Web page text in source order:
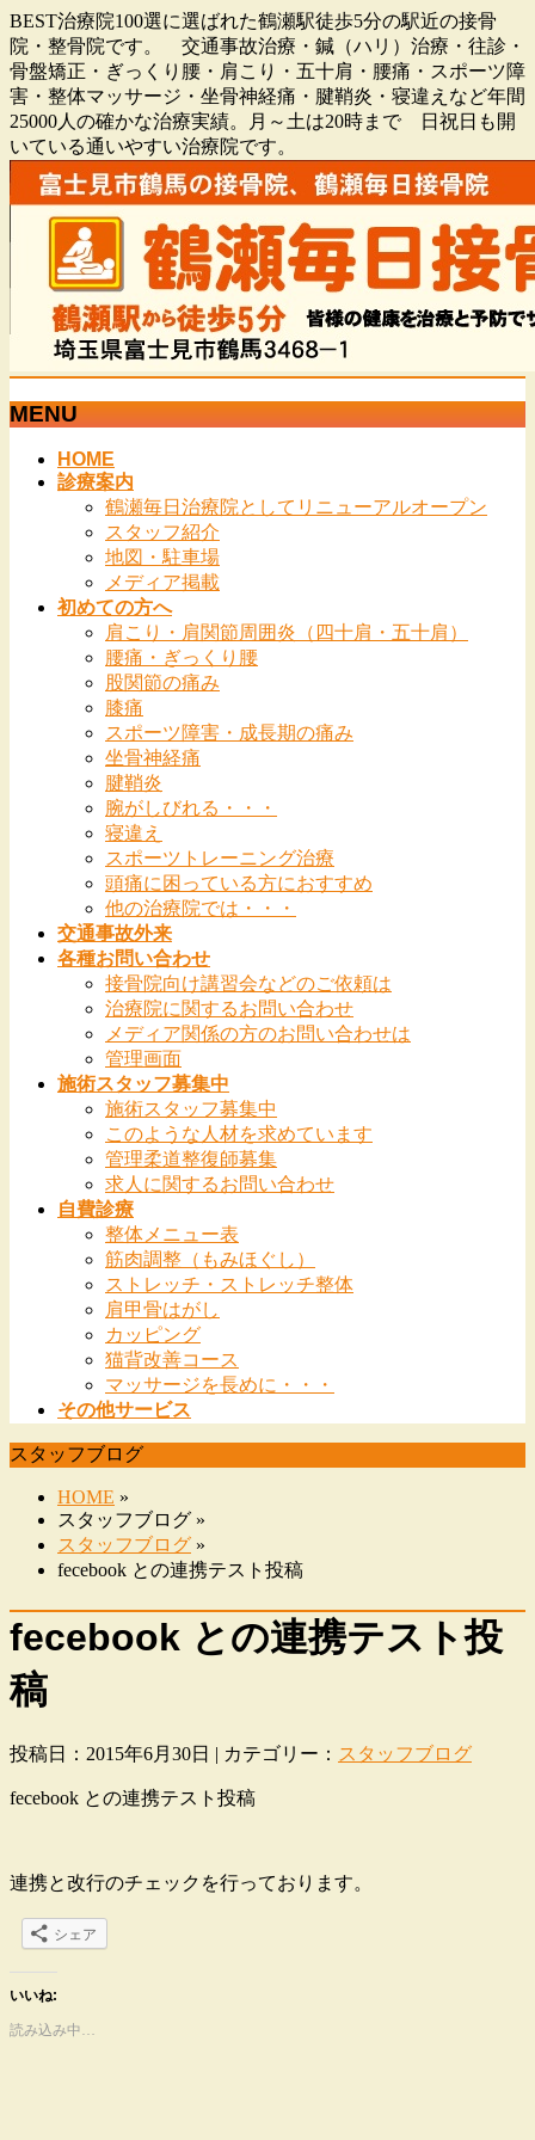
BEST治療院100選に選ばれた鶴瀬駅徒歩5分の駅近の接骨
院・整骨院です。 交通事故治療・鍼（ハリ）治療・往診・
骨盤矯正・ぎっくり腰・肩こり・五十肩・腰痛・スポーツ障
害・整体マッサージ・坐骨神経痛・腱鞘炎・寝違えなど年間
25000人の確かな治療実績。月～土は20時まで 日祝日も開
いている通いやすい治療院です。
MENU
HOME
診療案内
鶴瀬毎日治療院としてリニューアルオープン
スタッフ紹介
地図・駐車場
メディア掲載
初めての方へ
肩こり・肩関節周囲炎（四十肩・五十肩）
腰痛・ぎっくり腰
股関節の痛み
膝痛
スポーツ障害・成長期の痛み
坐骨神経痛
腱鞘炎
腕がしびれる・・・
寝違え
スポーツトレーニング治療
頭痛に困っている方におすすめ
他の治療院では・・・
交通事故外来
各種お問い合わせ
接骨院向け講習会などのご依頼は
治療院に関するお問い合わせ
メディア関係の方のお問い合わせは
管理画面
施術スタッフ募集中
施術スタッフ募集中
このような人材を求めています
管理柔道整復師募集
求人に関するお問い合わせ
自費診療
整体メニュー表
筋肉調整（もみほぐし）
ストレッチ・ストレッチ整体
肩甲骨はがし
カッピング
猫背改善コース
マッサージを長めに・・・
その他サービス
スタッフブログ
HOME »
スタッフブログ »
スタッフブログ »
fecebook との連携テスト投稿
fecebook との連携テスト投
稿
投稿日：2015年6月30日 | カテゴリー： スタッフブログ
fecebook との連携テスト投稿
連携と改行のチェックを行っております。
シェア
いいね:
読み込み中…